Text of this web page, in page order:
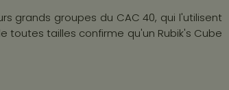
grands groupes du CAC 40, qui l'utilisent
tailles confirme qu'un Rubik's Cube